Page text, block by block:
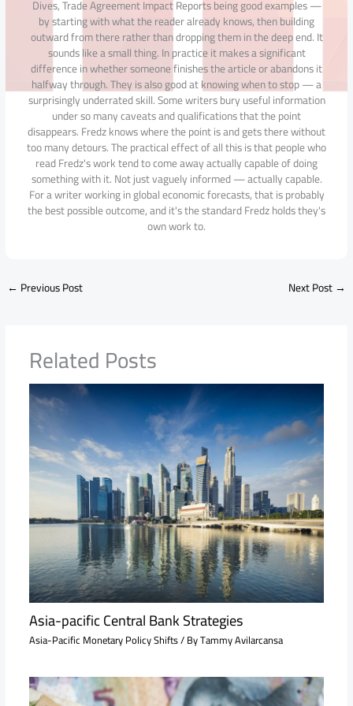
Dives, Trade Agreement Impact Reports being good examples —
by starting with what the reader already knows, then building
outward from there rather than dropping them in the deep end. It
sounds like a small thing. In practice it makes a significant
difference in whether someone finishes the article or abandons it
halfway through. They is also good at knowing when to stop — a
surprisingly underrated skill. Some writers bury useful information
under so many caveats and qualifications that the point
disappears. Fredz knows where the point is and gets there without
too many detours. The practical effect of all this is that people who
read Fredz's work tend to come away actually capable of doing
something with it. Not just vaguely informed — actually capable.
For a writer working in global economic forecasts, that is probably
the best possible outcome, and it's the standard Fredz holds they's
own work to.
← Previous Post Next Post→
Related Posts
Asia-pacific Central Bank Strategies
Asia-Pacific Monetary Policy Shifts/ ByTammy Avilarcansa